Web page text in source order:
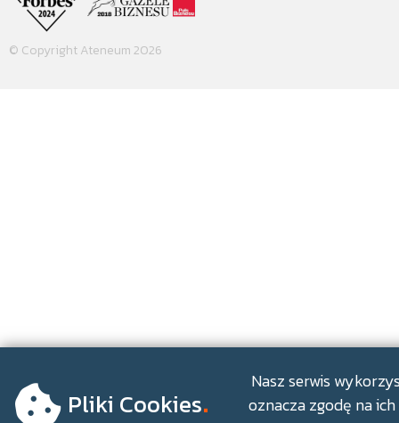
© Copyright Ateneum 2026
Pliki Cookies.
Nasz serwis
oznacza zgodę na